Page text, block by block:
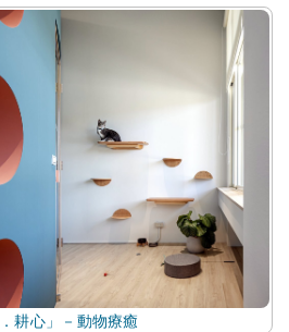
．耕心」－動物療癒